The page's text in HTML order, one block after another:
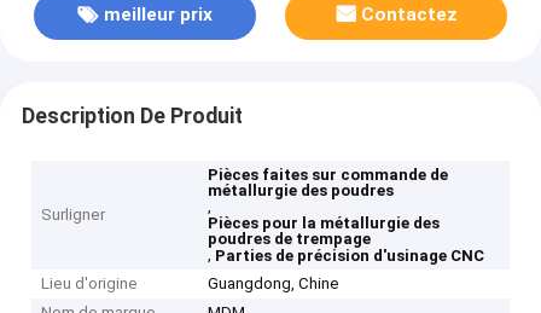
meilleur prix Contactez
Description De Produit
Surligner
Pièces faites sur commande de
métallurgie des poudres
,
Pièces pour la métallurgie des
poudres de trempage
, Parties de précision d'usinage CNC
Lieu d'origine
Guangdong, Chine